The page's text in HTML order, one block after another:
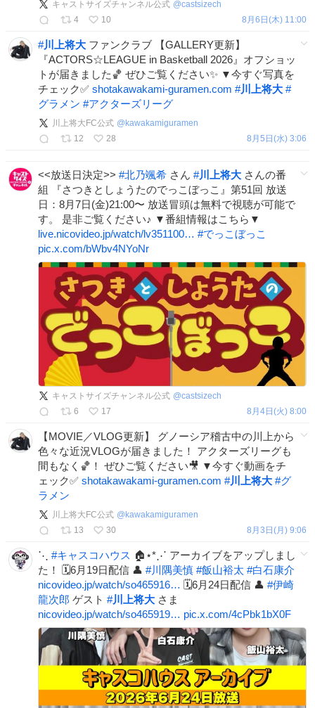
キャストサイズチャンネル公式 @castsizech
4
10 8月6日(木) 11:00
#川上将大 ファンクラブ 【GALLERY更新】
『ACTORS☆LEAGUE in Basketball 2026』オフショッ
トが届きました🏀 ぜひご覧ください✨ ▼今すぐ写真を
チェック✅ shotakawakami-guramen.com #川上将大 #
グラメン #アクターズリーグ
川上将大FC公式 @ kawakamiguramen
12
28 8月5日(水) 3:06
<<放送日決定>> #北乃颯希 さん #川上将大 さんの番
組 『さつきとしょうたのでっこぼっこ』第51回 放送
日：8月7日(金)21:00〜 放送冒頭は無料で視聴が可能で
す。 是非ご覧ください♪ ▼番組情報はこちら▼
live.nicovideo.jp/watch/lv351100… #でっこぼっこ
pic.x.com/bWbv4NYoNr
キャストサイズチャンネル公式 @castsizech
6
17 8月4日(火) 8:00
【MOVIE／VLOG更新】 グノーシア稽古中の川上から
色々な近況VLOGが届きました！ アクターズリーグも
間もなく🏀！ ぜひご覧ください🎥 ▼今すぐ動画をチ
ェック✅ shotakawakami-guramen.com #川上将大 #グ
ラメン
川上将大FC公式 @ kawakamiguramen
13
30 8月3日(月) 9:06
⋱ #キャスコハウス 🏠⋆*⋰ アーカイブをアップしまし
た！ 🗓6月19日配信 👤 #川隅美慎 #飯山裕太 #白石康介
nicovideo.jp/watch/so465916… 🗓6月24日配信 👤 #伊崎
龍次郎 ゲスト #川上将大 さま
nicovideo.jp/watch/so465919… pic.x.com/4cPbk1bX0F